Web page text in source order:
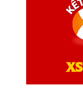
tuổi bỏ phiếu xuống
Ngày sinh Jada
người Anh sau trận